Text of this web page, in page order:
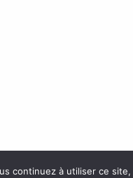
continuez à utiliser ce